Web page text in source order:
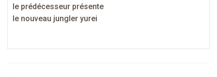
le prédécesseur présente
le nouveau jungler yurei